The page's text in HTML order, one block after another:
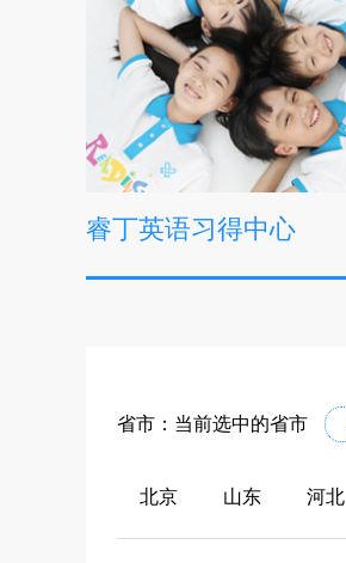
睿丁英语习得中心
省市：当前选中的省市
北京 山东 河北